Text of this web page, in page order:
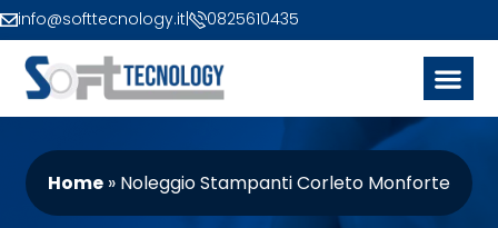
info@softtecnology.it 0825610435
Home » Noleggio Stampanti Corleto Monforte